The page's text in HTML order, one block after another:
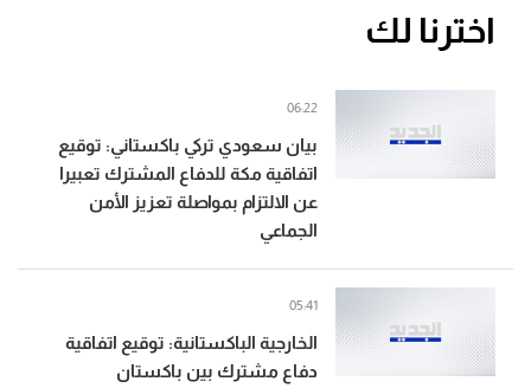
اخترنا لك
بيان سعودي تركي باكستاني: توقيع
اتفاقية مكة للدفاع المشترك تعبيرا
عن الالتزام بمواصلة تعزيز الأمن
الجماعي
06:22
الخارجية الباكستانية: توقيع اتفاقية
دفاع مشترك بين باكستان
05:41